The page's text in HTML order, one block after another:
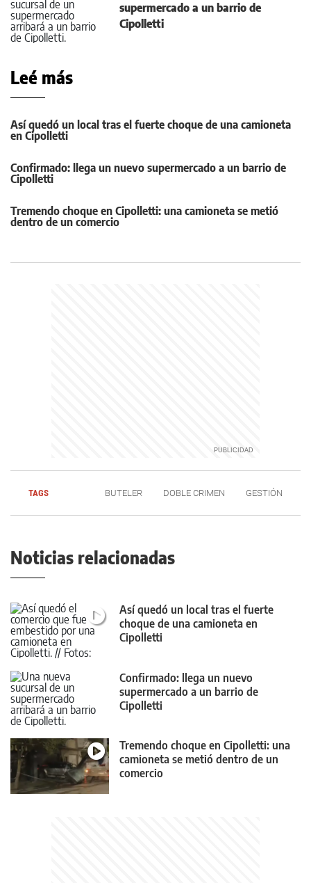
supermercado a un barrio de
Cipolletti
Leé más
Así quedó un local tras el fuerte choque de una camioneta
en Cipolletti
Confirmado: llega un nuevo supermercado a un barrio de
Cipolletti
Tremendo choque en Cipolletti: una camioneta se metió
dentro de un comercio
TAGS BUTELER DOBLE CRIMEN GESTIÓN
Noticias relacionadas
Así quedó un local tras el fuerte
choque de una camioneta en
Cipolletti
Confirmado: llega un nuevo
supermercado a un barrio de
Cipolletti
Tremendo choque en Cipolletti: una
camioneta se metió dentro de un
comercio